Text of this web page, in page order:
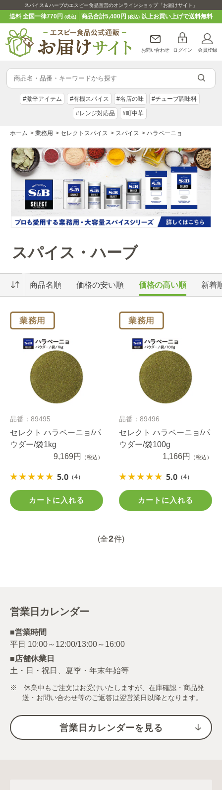
スパイス＆ハーブのエスビー食品直営のオンラインショップ「お届けサイト」
送料 全国一律770円(税込) 商品合計5,400円 (税込)以上お買い上げで送料無料
お問い合わせ ログイン 会員登録
#激辛アイテム #有機スパイス #名店の味 #チューブ調味料
#レンジ対応品 #町中華
ホーム > 業務用 > セレクトスパイス > スパイス > ハラペーニョ
スパイス・ハーブ
商品名順 価格の安い順 価格の高い順 新着
品番：89495
セレクト ハラペーニョ/パ
ウダー/袋1kg
9,169円
（税込）
5.0 （4）
カートに入れる
品番：89496
セレクト ハラペーニョ/パ
ウダー/袋100g
1,166円
（税込）
5.0 （4）
カートに入れる
(全2件)
営業日カレンダー
■営業時間
■店舗休業日
土・日・祝日、夏季・年末年始等
※ 休業中もご注文はお受けいたしますが、在庫確認・商品発
送・お問い合わせ等のご返答は翌営業日以降となります。
営業日カレンダーを見る